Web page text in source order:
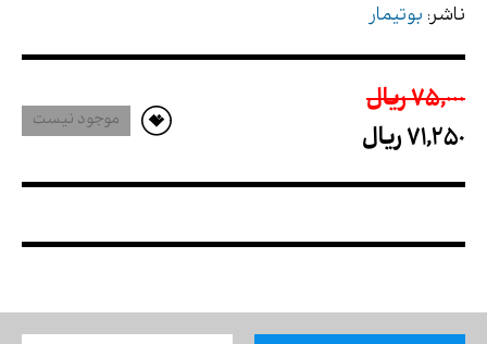
ناشر: بوتیمار
75,000 ريال
71,250 ريال
موجود نیست